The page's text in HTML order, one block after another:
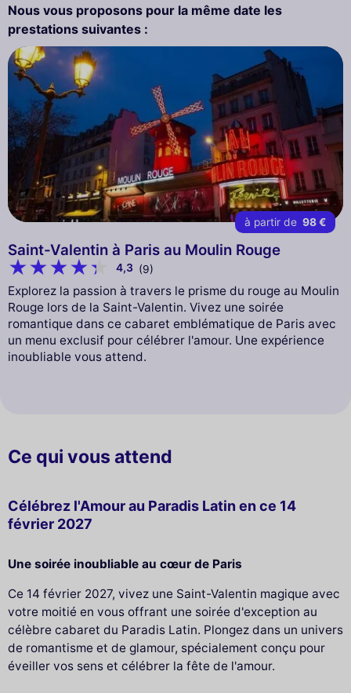
Nous vous proposons pour la même date les
prestations suivantes :
à partir de 98 €
Saint-Valentin à Paris au Moulin Rouge
4,3 (9)
Explorez la passion à travers le prisme du rouge au Moulin
Rouge lors de la Saint-Valentin. Vivez une soirée
romantique dans ce cabaret emblématique de Paris avec
un menu exclusif pour célébrer l'amour. Une expérience
inoubliable vous attend.
Ce qui vous attend
Célébrez l'Amour au Paradis Latin en ce 14
février 2027
Une soirée inoubliable au cœur de Paris
Ce 14 février 2027, vivez une Saint-Valentin magique avec
votre moitié en vous offrant une soirée d'exception au
célèbre cabaret du Paradis Latin. Plongez dans un univers
de romantisme et de glamour, spécialement conçu pour
éveiller vos sens et célébrer la fête de l'amour.